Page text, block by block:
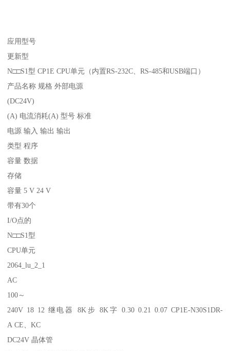
应用型号
更新型
N□□S1型 CP1E CPU单元（内置RS-232C、RS-485和USB端口）
产品名称 规格 外部电源
(DC24V)
(A) 电流消耗(A) 型号 标准
电源 输入 输出 输出
类型 程序
容量 数据
存储
容量 5 V 24 V
带有30个
I/O点的
N□□S1型
CPU单元
2064_lu_2_1
AC
100～
240V 18 12 继电器 8K步 8K字 0.30 0.21 0.07 CP1E-N30S1DR-
A CE、KC
DC24V 晶体管